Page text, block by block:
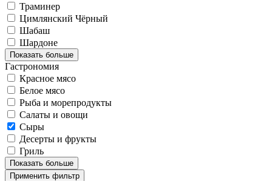
Траминер
Цимлянский Чёрный
Шабаш
Шардоне
Показать больше
Гастрономия
Красное мясо
Белое мясо
Рыба и морепродукты
Салаты и овощи
Сыры
Десерты и фрукты
Гриль
Показать больше
Применить фильтр